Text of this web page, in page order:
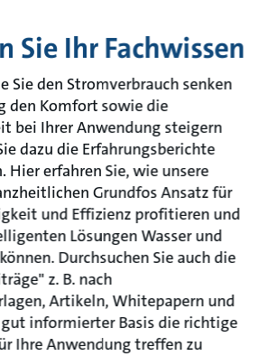
Sie Ihr Fachwissen
Sie den Stromverbrauch senken
den Komfort sowie die
bei Ihrer Anwendung steigern
dazu die Erfahrungsberichte
Hier erfahren Sie, wie unsere
Grundfos Ansatz für
und Effizienz profitieren und
Lösungen Wasser und
Durchsuchen Sie auch die
z. B. nach
Artikeln, Whitepapern und
informierter Basis die richtige
Ihre Anwendung treffen zu